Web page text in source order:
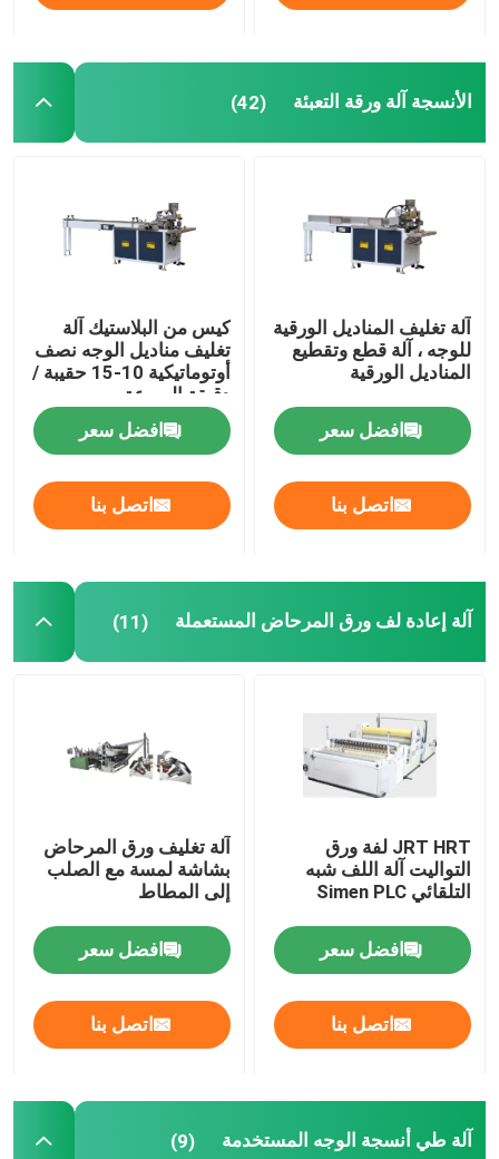
الأنسجة آلة ورقة التعبئة (42)
آلة تغليف المناديل الورقية
للوجه ، آلة قطع وتقطيع
المناديل الورقية
افضل سعر
اتصل بنا
كيس من البلاستيك آلة
تغليف مناديل الوجه نصف
أوتوماتيكية 10-15 حقيبة /
دقيقة السرعة
افضل سعر
اتصل بنا
آلة إعادة لف ورق المرحاض المستعملة (11)
JRT HRT لفة ورق
التواليت آلة اللف شبه
التلقائي Simen PLC
افضل سعر
اتصل بنا
آلة تغليف ورق المرحاض
بشاشة لمسة مع الصلب
إلى المطاط
افضل سعر
اتصل بنا
آلة طي أنسجة الوجه المستخدمة (9)